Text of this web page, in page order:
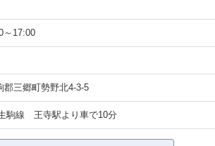
～17:00
郡三郷町勢野北4-3-5
駒線 王寺駅より車で10分